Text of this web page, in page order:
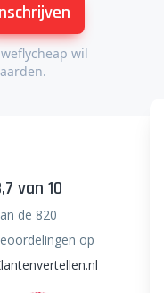
wil
van 10
de 820
op